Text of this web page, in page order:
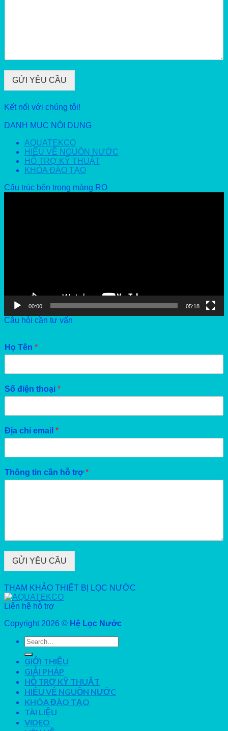
GỬI YÊU CẦU
Kết nối với chúng tôi!
DANH MỤC NỘI DUNG
AQUATEKCO
HIỂU VỀ NGUỒN NƯỚC
HỖ TRỢ KỸ THUẬT
KHÓA ĐÀO TẠO
Cấu trúc bên trong màng RO
00:00 05:18
Câu hỏi cần tư vấn
Họ Tên *
Số điện thoại *
Địa chỉ email *
Thông tin cần hỗ trợ*
GỬI YÊU CẦU
THAM KHẢO THIẾT BỊ LỌC NƯỚC
Liên hệ hỗ trợ
Copyright 2026 © Hệ Lọc Nước
Search
for:
GIỚI THIỆU
GIẢI PHÁP
HỖ TRỢ KỸ THUẬT
HIỂU VỀ NGUỒN NƯỚC
KHÓA ĐÀO TẠO
TÀI LIỆU
VIDEO